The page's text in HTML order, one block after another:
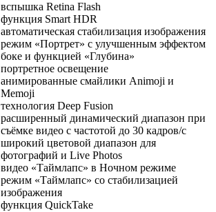
вспышка Retina Flash
функция Smart HDR
автоматическая стабилизация изображения
режим «Портрет» с улучшенным эффектом
боке и функцией «Глубина»
портретное освещение
анимированные смайлики Animoji и
Memoji
технология Deep Fusion
расширенный динамический диапазон при
съёмке видео с частотой до 30 кадров/ с
широкий цветовой диапазон для
фотографий и Live Photos
видео «Таймлапс» в Ночном режиме
режим «Таймлапс» со стабилизацией
изображения
функция QuickTake